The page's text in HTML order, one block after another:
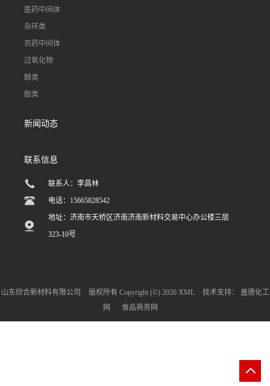
医药中间体
杂环类
农药中间体
过氧化物
醇类
酚类
新闻动态
联系信息
联系人：李昌林
电话：15665828542
地址：济南市天桥区济南济南新材料交易中心办公楼三层
323-10号
山东欣合新材料有限公司 版权所有 Copyright (©) 2026 XML 技术支持：
盖德化工
网
食品商务网